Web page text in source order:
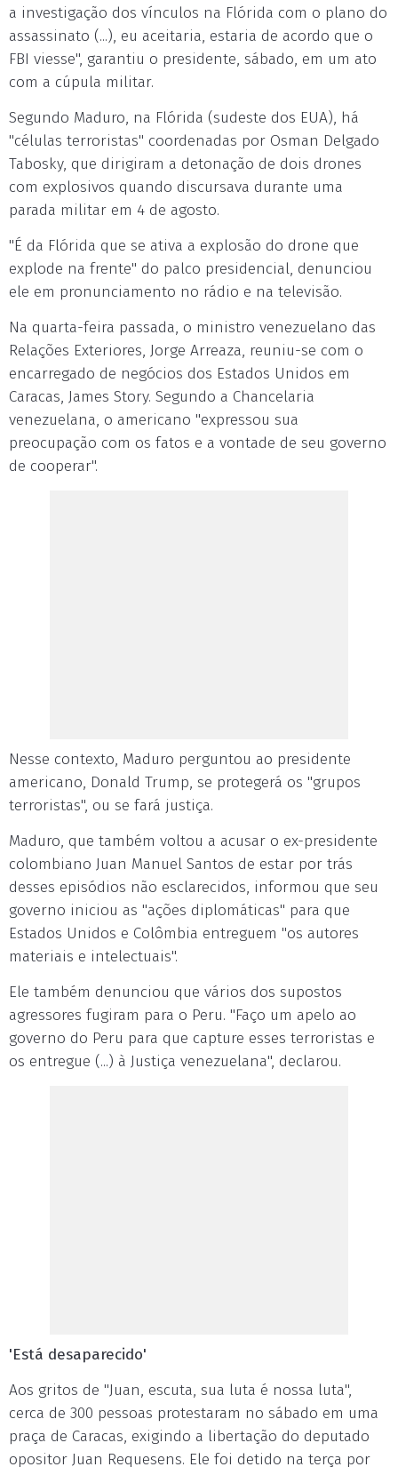
a investigação dos vínculos na Flórida com o plano do
assassinato (...), eu aceitaria, estaria de acordo que o
FBI viesse", garantiu o presidente, sábado, em um ato
com a cúpula militar.
Segundo Maduro, na Flórida (sudeste dos EUA), há
"células terroristas" coordenadas por Osman Delgado
Tabosky, que dirigiram a detonação de dois drones
com explosivos quando discursava durante uma
parada militar em 4 de agosto.
"É da Flórida que se ativa a explosão do drone que
explode na frente" do palco presidencial, denunciou
ele em pronunciamento no rádio e na televisão.
Na quarta-feira passada, o ministro venezuelano das
Relações Exteriores, Jorge Arreaza, reuniu-se com o
encarregado de negócios dos Estados Unidos em
Caracas, James Story. Segundo a Chancelaria
venezuelana, o americano "expressou sua
preocupação com os fatos e a vontade de seu governo
de cooperar".
Nesse contexto, Maduro perguntou ao presidente
americano, Donald Trump, se protegerá os "grupos
terroristas", ou se fará justiça.
Maduro, que também voltou a acusar o ex-presidente
colombiano Juan Manuel Santos de estar por trás
desses episódios não esclarecidos, informou que seu
governo iniciou as "ações diplomáticas" para que
Estados Unidos e Colômbia entreguem "os autores
materiais e intelectuais".
Ele também denunciou que vários dos supostos
agressores fugiram para o Peru. "Faço um apelo ao
governo do Peru para que capture esses terroristas e
os entregue (...) à Justiça venezuelana", declarou.
'Está desaparecido'
Aos gritos de "Juan, escuta, sua luta é nossa luta",
cerca de 300 pessoas protestaram no sábado em uma
praça de Caracas, exigindo a libertação do deputado
opositor Juan Requesens. Ele foi detido na terça por